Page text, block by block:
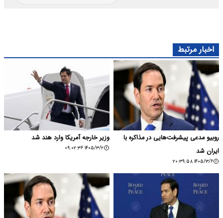
اخبار مرتبط
روبیو مدعی پیشرفت‌هایی در مذاکره با
ایران شد
۱۴۰۵/۳/۶ ۲۰:۳۹:۵۸
وزیر خارجه آمریکا وارد هند شد
۱۴۰۵/۳/۲ ۰۹:۰۲:۳۶